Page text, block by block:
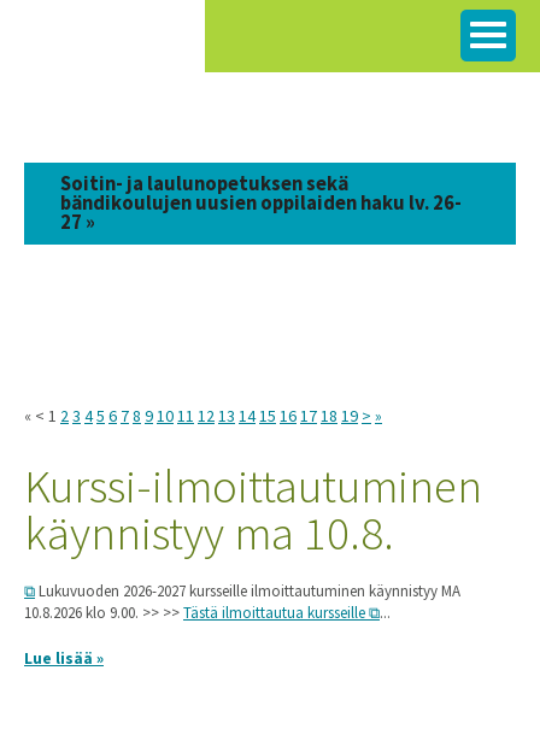
Soitin- ja laulunopetuksen sekä
bändikoulujen uusien oppilaiden haku lv. 26-
27 »
« < 1 23 45 6 78 91011 1213 1415 161718 19 > »
Kurssi-ilmoittautuminen
käynnistyy ma 10.8.
Lukuvuoden 2026-2027 kursseille ilmoittautuminen käynnistyy MA
10.8.2026 klo 9.00. >> >>Tästä ilmoittautua kursseille ...
Lue lisää »